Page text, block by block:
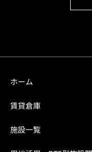
ホーム
賃貸倉庫
施設一覧